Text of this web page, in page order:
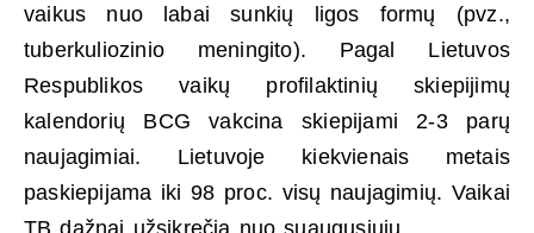
vaikus nuo labai sunkių ligos formų (pvz.,
tuberkuliozinio meningito). Pagal Lietuvos
Respublikos vaikų profilaktinių skiepijimų
kalendorių BCG vakcina skiepijami 2-3 parų
naujagimiai. Lietuvoje kiekvienais metais
paskiepijama iki 98 proc. visų naujagimių. Vaikai
TB dažnai užsikrečia nuo suaugusiųjų.